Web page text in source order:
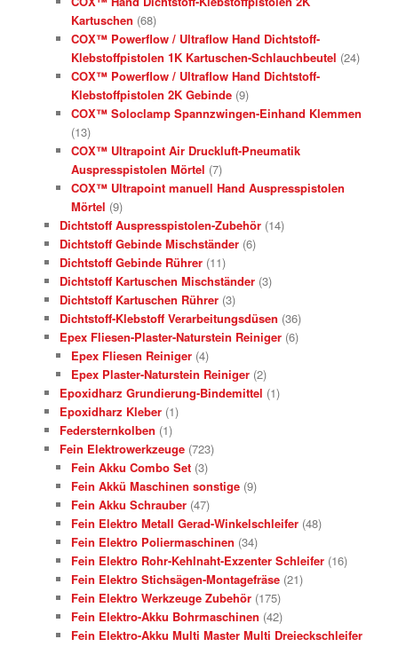
Kartuschen (68)
COX™ Powerflow / Ultraflow Hand Dichtstoff-
Klebstoffpistolen 1K Kartuschen-Schlauchbeutel (24)
COX™ Powerflow / Ultraflow Hand Dichtstoff-
Klebstoffpistolen 2K Gebinde (9)
COX™ Soloclamp Spannzwingen-Einhand Klemmen
(13)
COX™ Ultrapoint Air Druckluft-Pneumatik
Auspresspistolen Mörtel (7)
COX™ Ultrapoint manuell Hand Auspresspistolen
Mörtel (9)
Dichtstoff Auspresspistolen-Zubehör (14)
Dichtstoff Gebinde Mischständer (6)
Dichtstoff Gebinde Rührer (11)
Dichtstoff Kartuschen Mischständer (3)
Dichtstoff Kartuschen Rührer (3)
Dichtstoff-Klebstoff Verarbeitungsdüsen (36)
Epex Fliesen-Plaster-Naturstein Reiniger (6)
Epex Fliesen Reiniger (4)
Epex Plaster-Naturstein Reiniger (2)
Epoxidharz Grundierung-Bindemittel (1)
Epoxidharz Kleber (1)
Federsternkolben (1)
Fein Elektrowerkzeuge (723)
Fein Akku Combo Set (3)
Fein Akkü Maschinen sonstige (9)
Fein Akku Schrauber (47)
Fein Elektro Metall Gerad-Winkelschleifer (48)
Fein Elektro Poliermaschinen (34)
Fein Elektro Rohr-Kehlnaht-Exzenter Schleifer (16)
Fein Elektro Stichsägen-Montagefräse (21)
Fein Elektro Werkzeuge Zubehör (175)
Fein Elektro-Akku Bohrmaschinen (42)
Fein Elektro-Akku Multi Master Multi Dreieckschleifer